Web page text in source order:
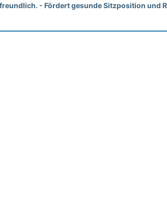
- Fördert gesunde Sitzposition und